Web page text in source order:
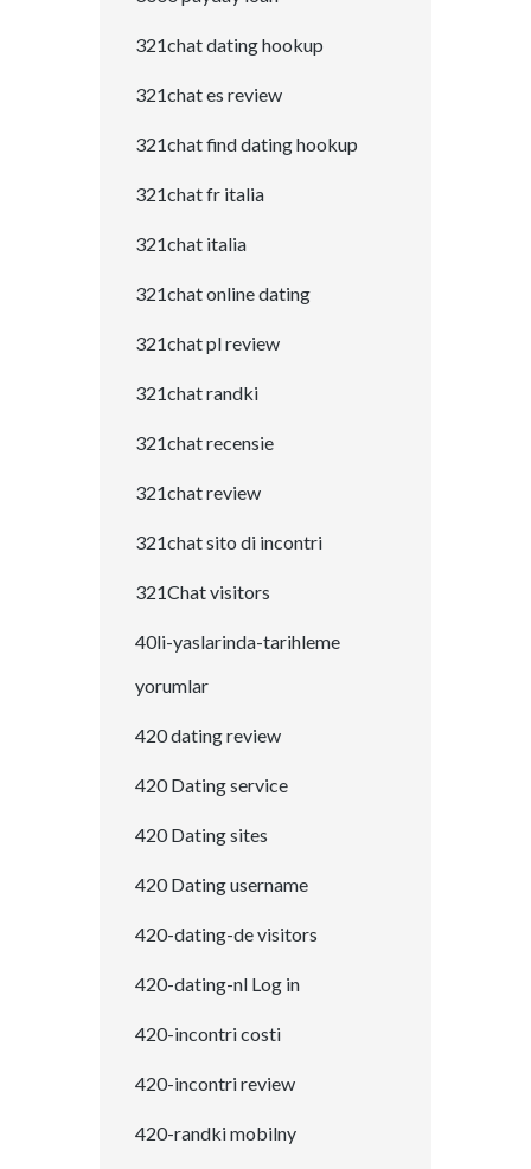
321chat dating hookup
321chat es review
321chat find dating hookup
321chat fr italia
321chat italia
321chat online dating
321chat pl review
321chat randki
321chat recensie
321chat review
321chat sito di incontri
321Chat visitors
40li-yaslarinda-tarihleme
yorumlar
420 dating review
420 Dating service
420 Dating sites
420 Dating username
420-dating-de visitors
420-dating-nl Log in
420-incontri costi
420-incontri review
420-randki mobilny